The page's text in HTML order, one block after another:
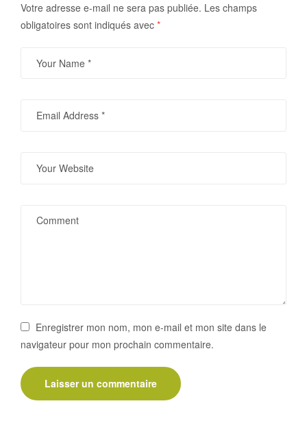
Votre adresse e-mail ne sera pas publiée. Les champs
obligatoires sont indiqués avec *
Enregistrer mon nom, mon e-mail et mon site dans le
navigateur pour mon prochain commentaire.